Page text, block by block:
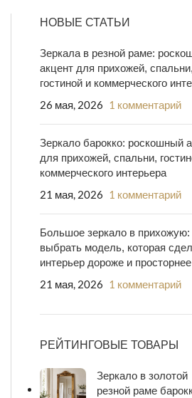
НОВЫЕ СТАТЬИ
Зеркала в резной раме:
акцент для прихожей, спальни,
гостиной и коммерческого
26 мая, 2026 1 комментарий
Зеркало барокко: роскошный
для прихожей, спальни,
коммерческого интерьера
21 мая, 2026 1 комментарий
Большое зеркало в прихожую:
выбрать модель, которая
интерьер дороже и просторнее
21 мая, 2026 1 комментарий
РЕЙТИНГОВЫЕ ТОВАРЫ
Зеркало в золотой
резной раме